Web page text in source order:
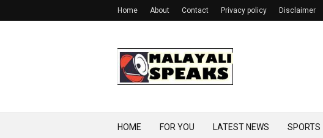
Home About Contact Privacy policy Disclaimer
HOME FOR YOU LATEST NEWS SPORTS